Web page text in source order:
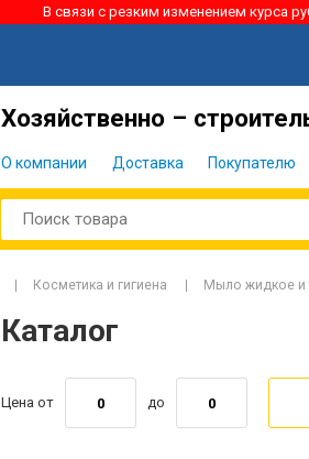
В связи с резким изменением курса
Хозяйственно –
О компании Доставка Покупателю
Косметика и гигиена Мыло жидкое и
Каталог
Цена от до